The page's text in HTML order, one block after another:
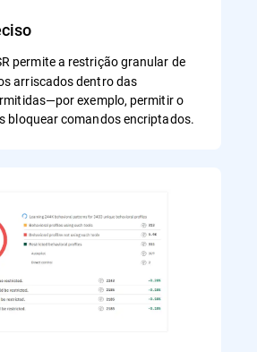
permite a restrição granular de
arriscados dentro das
exemplo, permitir o
bloquear comandos encriptados.